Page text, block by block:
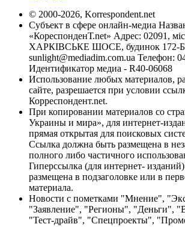
© 2000-2026, Korrespondent.net
Субъект в сфере онлайн-медиа
«КореспонденТ.net» Адрес: 02091,
ХАРКІВСЬКЕ ШОСЕ, будинок 172-Б,
sunlight@mediadim.com.ua Телефон:
Идентификатор медиа - R40-06068
Использование любых материалов,
сайте, разрешается при условии
Корреспондент.net.
При копировании материалов со
Украины и мира», для интернет-
прямая открытая для поисковых
Ссылка должна быть размещена в
полного либо частичного
Гиперссылка (для интернет-
размещена в подзаголовке или в
материала.
Новости с пометками "Мнение",
"Заявление", "Регионы", "Деньги",
"Тест-драйв", "Спецпроекты",